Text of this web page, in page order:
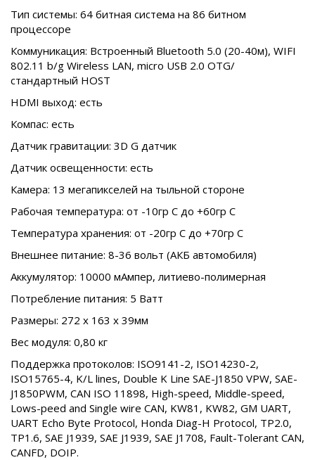
Тип системы: 64 битная система на 86 битном
процессоре
Коммуникация: Bстроенный Bluetooth 5.0 (20-40м), WIFI
802.11 b/g Wireless LAN, micro USB 2.0 OTG/
стандартный HOST
HDMI выход: есть
Компас: есть
Датчик гравитации: 3D G датчик
Датчик освещенности: есть
Камера: 13 мегапикселей на тыльной стороне
Рабочая температура: от -10гр С до +60гр С
Температура хранения: от -20гр С до +70гр С
Внешнее питание: 8-36 вольт (АКБ автомобиля)
Аккумулятор: 10000 мАмпер, литиево-полимерная
Потребление питания: 5 Ватт
Размеры: 272 х 163 х 39мм
Вес модуля: 0,80 кг
Поддержка протоколов: ISO9141-2, ISO14230-2,
ISO15765-4, K/L lines, Double K Line SAE-J1850 VPW, SAE-
J1850PWM, CAN ISO 11898, High-speed, Middle-speed,
Lows-peed and Single wire CAN, KW81, KW82, GM UART,
UART Echo Byte Protocol, Honda Diag-H Protocol, TP2.0,
TP1.6, SAE J1939, SAE J1939, SAE J1708, Fault-Tolerant CAN,
CANFD, DOIP.